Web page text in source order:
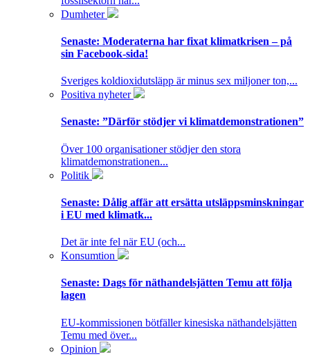
Dumheter
Senaste: Moderaterna har fixat klimatkrisen – på
sin Facebook-sida!
Sveriges koldioxidutsläpp är minus sex miljoner ton,...
Positiva nyheter
Senaste: ”Därför stödjer vi klimatdemonstrationen”
Över 100 organisationer stödjer den stora
klimatdemonstrationen...
Politik
Senaste: Dålig affär att ersätta utsläppsminskningar
i EU med klimatk...
Det är inte fel när EU (och...
Konsumtion
Senaste: Dags för näthandelsjätten Temu att följa
lagen
EU-kommissionen bötfäller kinesiska näthandelsjätten
Temu med över...
Opinion